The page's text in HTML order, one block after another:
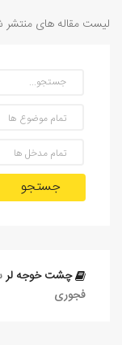
لیست مقاله های منتشر
جستجو
چشت‌ خوجه‌ لر
فجوری